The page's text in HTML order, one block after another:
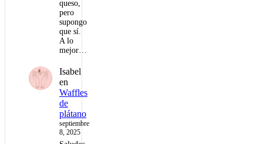
queso,
pero
supongo
que sí.
A lo
mejor…
Isabel
en
Waffles
de
plátano
septiembre
8, 2025